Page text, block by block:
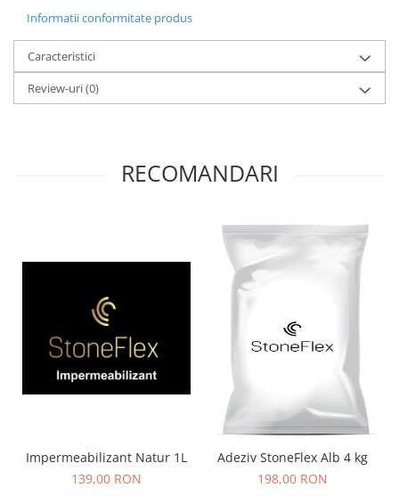
Informatii conformitate produs
Caracteristici
Review-uri(0)
RECOMANDARI
Impermeabilizant Natur 1L
139,00 RON
Adeziv StoneFlex Alb 4 kg
198,00 RON